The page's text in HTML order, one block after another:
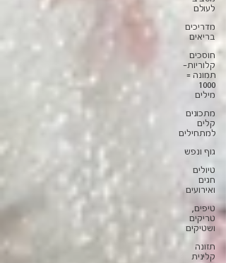
לעולם
מדריכים
בריאים
חוסכים
קלוריות-
תמונה =
1000
מילים
מתכונים
קלים
למתחילים
גוף ונפש
טיולים
חגים
ואירועים
טיפים,
טריקים
ושטיקים
תזונה
קלינית